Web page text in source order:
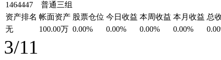
1464447 普通三组
资产排名 帐面资产 股票仓位 今日收益 本周收益 本月收益 总
无
100.00万 0.00% 0.00% 0.00% 0.00%
3/11